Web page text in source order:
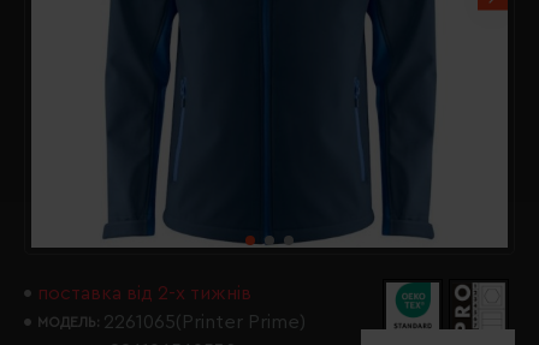
поставка від 2-х тижнів
МОДЕЛЬ: 2261065(Printer Prime)